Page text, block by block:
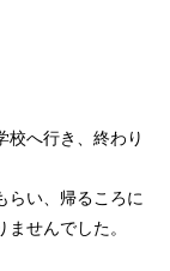
校へ行き、終わり
らい、帰るころに
せんでした。